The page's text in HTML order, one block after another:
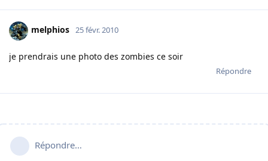
melphios 25 févr. 2010
je prendrais une photo des zombies ce soir
Répondre
Répondre…